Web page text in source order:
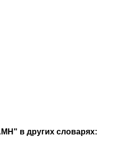
в других словарях: